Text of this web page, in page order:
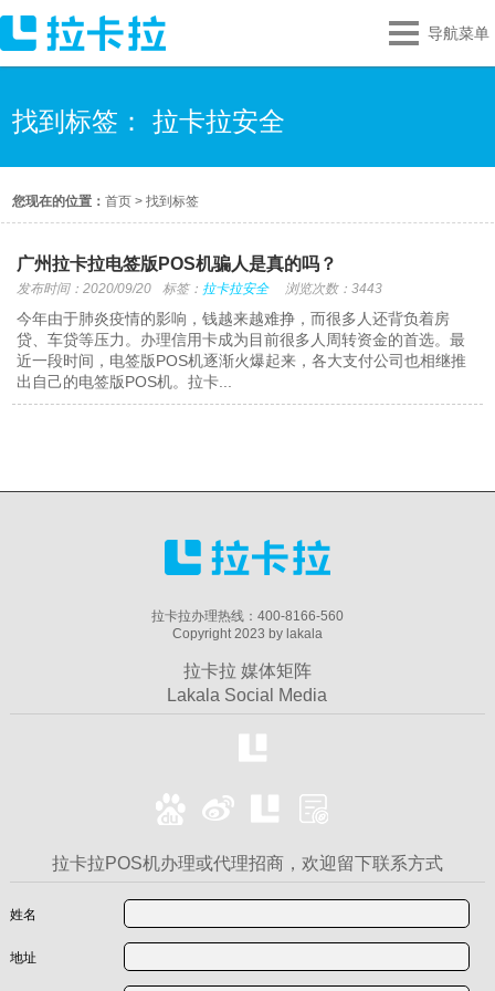
导航菜单
找到标签： 拉卡拉安全
您现在的位置：首页 >找到标签
广州拉卡拉电签版POS机骗人是真的吗？
发布时间：2020/09/20 标签： 拉卡拉安全 浏览次数：3443
今年由于肺炎疫情的影响，钱越来越难挣，而很多人还背负着房
贷、车贷等压力。办理信用卡成为目前很多人周转资金的首选。最
近一段时间，电签版POS机逐渐火爆起来，各大支付公司也相继推
出自己的电签版POS机。拉卡...
拉卡拉办理热线：400-8166-560
Copyright 2023 by lakala
拉卡拉 媒体矩阵
Lakala Social Media
拉卡拉POS机办理或代理招商，欢迎留下联系方式
姓名
地址